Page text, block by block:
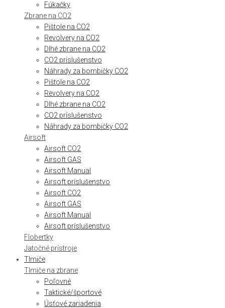
Fúkačky
Zbrane na CO2
Pištole na CO2
Revolvery na CO2
Dlhé zbrane na CO2
CO2 príslušenstvo
Náhrady za bombičky CO2
Pištole na CO2
Revolvery na CO2
Dlhé zbrane na CO2
CO2 príslušenstvo
Náhrady za bombičky CO2
Airsoft
Airsoft CO2
Airsoft GAS
Airsoft Manual
Airsoft príslušenstvo
Airsoft CO2
Airsoft GAS
Airsoft Manual
Airsoft príslušenstvo
Flobertky
Jatočné prístroje
Tlmiče
Tlmiče na zbrane
Poľovné
Taktické/športové
Úsťové zariadenia